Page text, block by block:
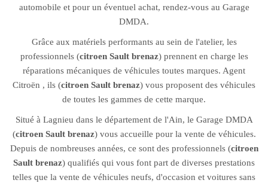
automobile et pour un éventuel achat, rendez-vous au Garage
DMDA.
Grâce aux matériels performants au sein de l'atelier, les
professionnels (citroen Sault brenaz) prennent en charge les
réparations mécaniques de véhicules toutes marques. Agent
Citroën , ils (citroen Sault brenaz) vous proposent des véhicules
de toutes les gammes de cette marque.
Situé à Lagnieu dans le département de l'Ain, le Garage DMDA
(citroen Sault brenaz) vous accueille pour la vente de véhicules.
Depuis de nombreuses années, ce sont des professionnels (citroen
Sault brenaz) qualifiés qui vous font part de diverses prestations
telles que la vente de véhicules neufs, d'occasion et voitures sans